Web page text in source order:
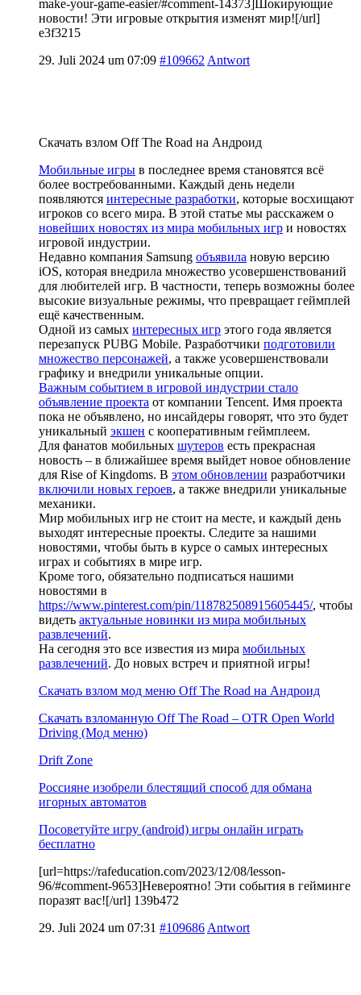
make-your-game-easier/#comment-14373]Шокирующие
новости! Эти игровые открытия изменят мир![/url]
e3f3215
29. Juli 2024 um 07:09 #109662 Antwort
Скачать взлом Off The Road на Андроид
Мобильные игры в последнее время становятся всё
более востребованными. Каждый день недели
появляются интересные разработки, которые восхищают
игроков со всего мира. В этой статье мы расскажем о
новейших новостях из мира мобильных игр и новостях
игровой индустрии.
Недавно компания Samsung объявила новую версию
iOS, которая внедрила множество усовершенствований
для любителей игр. В частности, теперь возможны более
высокие визуальные режимы, что превращает геймплей
ещё качественным.
Одной из самых интересных игр этого года является
перезапуск PUBG Mobile. Разработчики подготовили
множество персонажей, а также усовершенствовали
графику и внедрили уникальные опции.
Важным событием в игровой индустрии стало
объявление проекта от компании Tencent. Имя проекта
пока не объявлено, но инсайдеры говорят, что это будет
уникальный экшен с кооперативным геймплеем.
Для фанатов мобильных шутеров есть прекрасная
новость – в ближайшее время выйдет новое обновление
для Rise of Kingdoms. В этом обновлении разработчики
включили новых героев, а также внедрили уникальные
механики.
Мир мобильных игр не стоит на месте, и каждый день
выходят интересные проекты. Следите за нашими
новостями, чтобы быть в курсе о самых интересных
играх и событиях в мире игр.
Кроме того, обязательно подписаться нашими
новостями в
https://www.pinterest.com/pin/118782508915605445/, чтобы
видеть актуальные новинки из мира мобильных
развлечений.
На сегодня это все известия из мира мобильных
развлечений. До новых встреч и приятной игры!
Скачать взлом мод меню Off The Road на Андроид
Скачать взломанную Off The Road – OTR Open World
Driving (Мод меню)
Drift Zone
Россияне изобрели блестящий способ для обмана
игорных автоматов
Посоветуйте игру (android) игры онлайн играть
бесплатно
[url=https://rafeducation.com/2023/12/08/lesson-
96/#comment-9653]Невероятно! Эти события в гейминге
поразят вас![/url] 139b472
29. Juli 2024 um 07:31 #109686 Antwort